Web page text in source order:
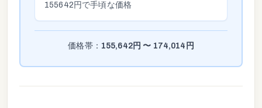
155642 円で手頃な価格
価格帯： 155,642円 〜 174,014 円